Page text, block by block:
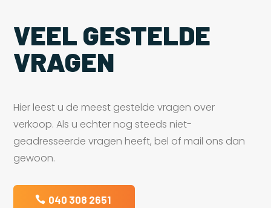
VEEL GESTELDE
VRAGEN
Hier leest u de meest gestelde vragen over
verkoop. Als u echter nog steeds niet-
geadresseerde vragen heeft, bel of mail ons dan
gewoon.
040 308 2651